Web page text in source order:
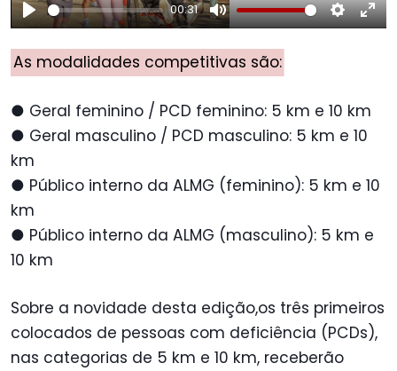
Play
00:31
Mute
As modalidades competitivas são:
● Geral feminino / PCD feminino: 5 km e 10 km
● Geral masculino / PCD masculino: 5 km e 10
km
● Público interno da ALMG (feminino): 5 km e 10
km
● Público interno da ALMG (masculino): 5 km e
10 km
Sobre a novidade desta edição,os três primeiros
colocados de pessoas com deficiência (PCDs),
nas categorias de 5 km e 10 km, receberão